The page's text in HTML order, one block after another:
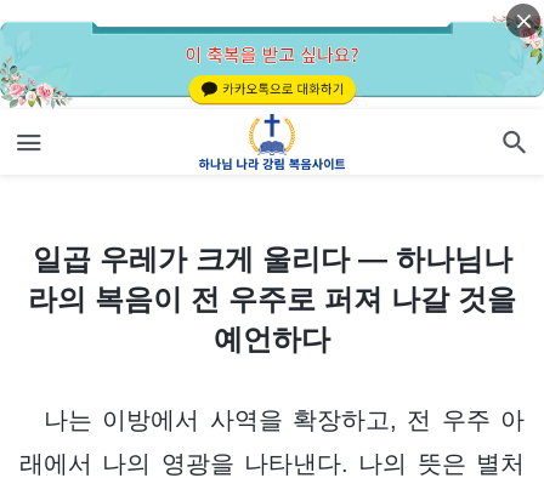
일곱 우레가 크게 울리다 ― 하나님나
라의 복음이 전 우주로 퍼져 나갈 것을
예언하다
나는 이방에서 사역을 확장하고, 전 우주 아
래에서 나의 영광을 나타낸다. 나의 뜻은 별처